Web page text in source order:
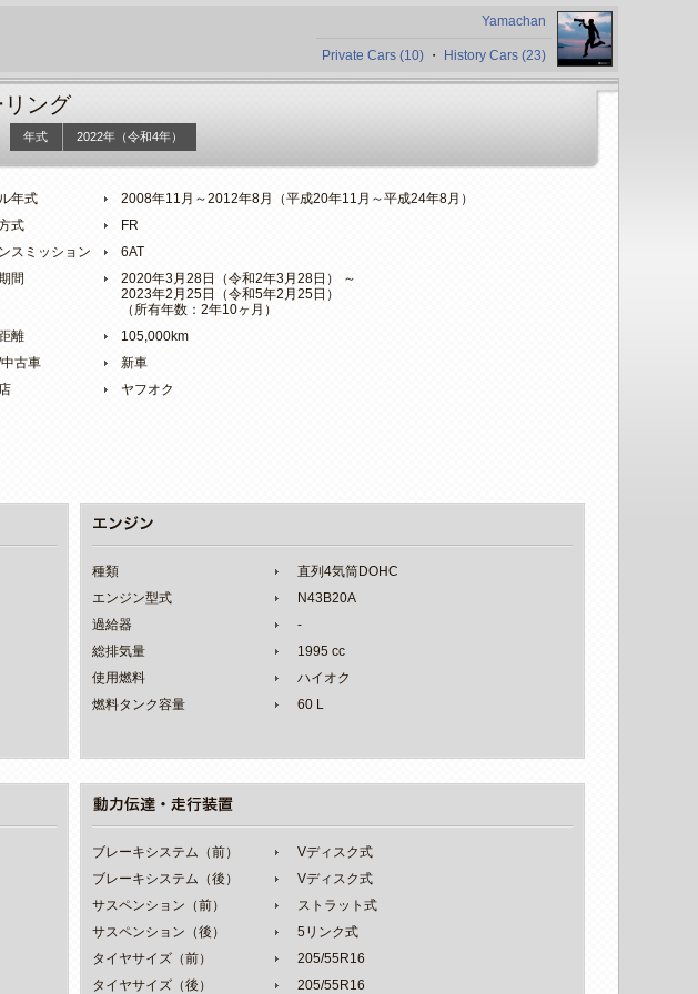
Yamachan
Private Cars (10) ・ History Cars (23)
リング
年式 2022年（令和4年）
年式
2008年11月～2012年8月（平成20年11月～平成24年8月）
式
FR
スミッション
6AT
間
2020年3月28日（令和2年3月28日） ～
2023年2月25日（令和5年2月25日）
（所有年数：2年10ヶ月）
離
105,000km
古車
新車
ヤフオク
種類
直列4気筒DOHC
エンジン型式
N43B20A
過給器
-
総排気量
1995 cc
使用燃料
ハイオク
燃料タンク容量
60 L
ブレーキシステム（前）
Vディスク式
ブレーキシステム（後）
Vディスク式
サスペンション（前）
ストラット式
サスペンション（後）
5リンク式
タイヤサイズ（前）
205/55R16
タイヤサイズ（後）
205/55R16